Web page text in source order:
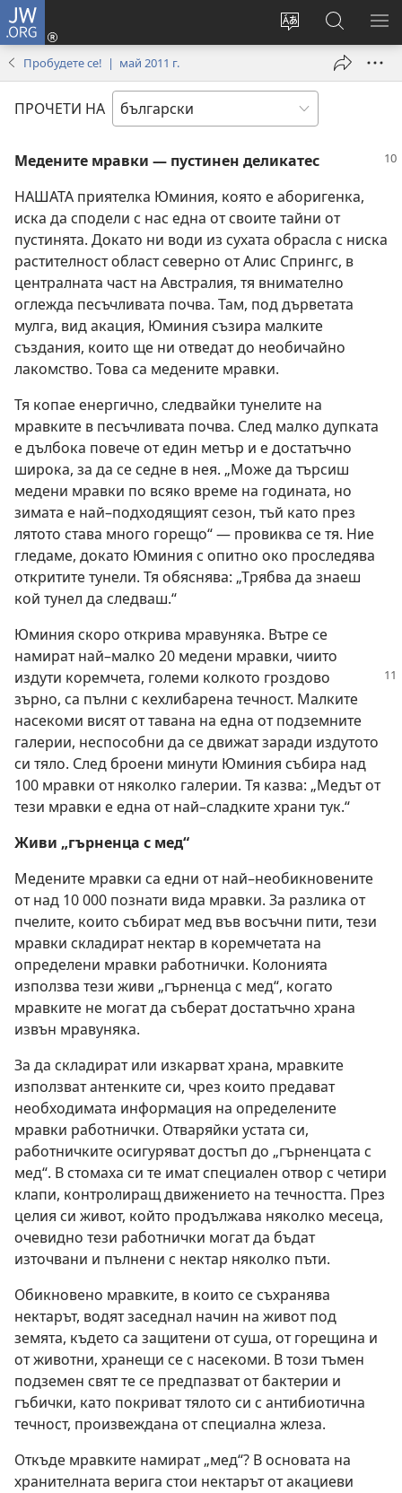
JW.ORG
Смени
сайта
Влез
(отваря
прозорец)
Търсене
в
JW.ORG
Пробудете се! | май 2011 г.
ПРОЧЕТИ НА
Медените мравки — пустинен деликатес
НАШАТА приятелка Юминия, която е аборигенка,
иска да сподели с нас една от своите тайни от
пустинята. Докато ни води из сухата обрасла с ниска
растителност област северно от Алис Спрингс, в
централната част на Австралия, тя внимателно
оглежда песъчливата почва. Там, под дърветата
мулга, вид акация, Юминия съзира малките
създания, които ще ни отведат до необичайно
лакомство. Това са медените мравки.
Тя копае енергично, следвайки тунелите на
мравките в песъчливата почва. След малко дупката
е дълбока повече от един метър и е достатъчно
широка, за да се седне в нея. „Може да търсиш
медени мравки по всяко време на годината, но
зимата е най–подходящият сезон, тъй като през
лятото става много горещо“ — провиква се тя. Ние
гледаме, докато Юминия с опитно око проследява
откритите тунели. Тя обяснява: „Трябва да знаеш
кой тунел да следваш.“
Юминия скоро открива мравуняка. Вътре се
намират най–малко 20 медени мравки, чиито
издути коремчета, големи колкото гроздово
зърно, са пълни с кехлибарена течност. Малките
насекоми висят от тавана на една от подземните
галерии, неспособни да се движат заради издутото
си тяло. След броени минути Юминия събира над
100 мравки от няколко галерии. Тя казва: „Медът от
тези мравки е една от най–сладките храни тук.“
Живи „гърненца с мед“
Медените мравки са едни от най–необикновените
от над 10 000 познати вида мравки. За разлика от
пчелите, които събират мед във восъчни пити, тези
мравки складират нектар в коремчетата на
определени мравки работнички. Колонията
използва тези живи „гърненца с мед“, когато
мравките не могат да съберат достатъчно храна
извън мравуняка.
За да складират или изкарват храна, мравките
използват антенките си, чрез които предават
необходимата информация на определените
мравки работнички. Отваряйки устата си,
работничките осигуряват достъп до „гърненцата с
мед“. В стомаха си те имат специален отвор с четири
клапи, контролиращ движението на течността. През
целия си живот, който продължава няколко месеца,
очевидно тези работнички могат да бъдат
източвани и пълнени с нектар няколко пъти.
Обикновено мравките, в които се съхранява
нектарът, водят заседнал начин на живот под
земята, където са защитени от суша, от горещина и
от животни, хранещи се с насекоми. В този тъмен
подземен свят те се предпазват от бактерии и
гъбички, като покриват тялото си с антибиотична
течност, произвеждана от специална жлеза.
Откъде мравките намират „мед“? В основата на
хранителната верига стои нектарът от акациеви